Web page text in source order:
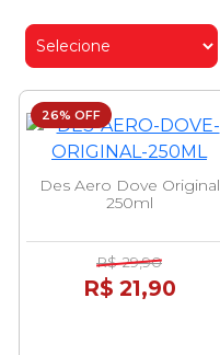
26% OFF
Des Aero Dove Original
250ml
R$ 29,90
R$ 21,90